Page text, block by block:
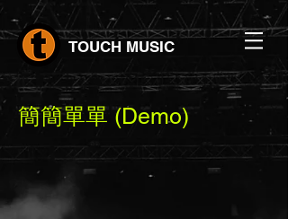
TOUCH MUSIC
簡簡單單 (Demo)